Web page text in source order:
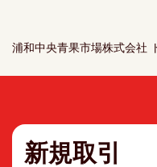
浦和中央青果市場株式会社
新規取引